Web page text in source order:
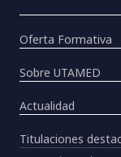
Oferta Formativa
Sobre UTAMED
Actualidad
Titulaciones